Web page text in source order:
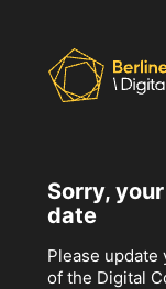
Sorry,
date
Please
of the Digital